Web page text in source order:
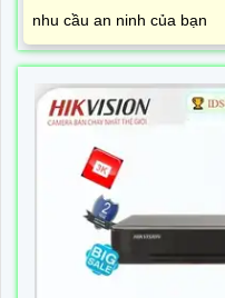
nhu cầu an ninh của bạn